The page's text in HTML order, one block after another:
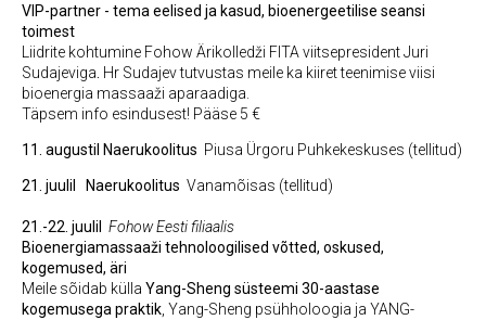
VIP-partner - tema eelised ja kasud, bioenergeetilise seansi
toimest
Liidrite kohtumine Fohow Ärikolledži FITA viitsepresident Juri
Sudajeviga Hr Sudajev tutvustas meile ka kiiret teenimise viisi
bioenergia massaaži aparaadiga.
Täpsem info esindusest! Pääse 5 €
11. augustil Naerukoolitus Piusa Ürgoru Puhkekeskuses (tellitud)
21. juulil Naerukoolitus Vanamõisas (tellitud)
21.-22. juulil
Fohow Eesti filiaalis
Bioenergiamassaaži tehnoloogilised võtted, oskused,
kogemused, äri
Meile sõidab külla Yang-Sheng süsteemi 30-aastase
kogemusega praktik , Yang-Sheng psühholoogia ja YANG-